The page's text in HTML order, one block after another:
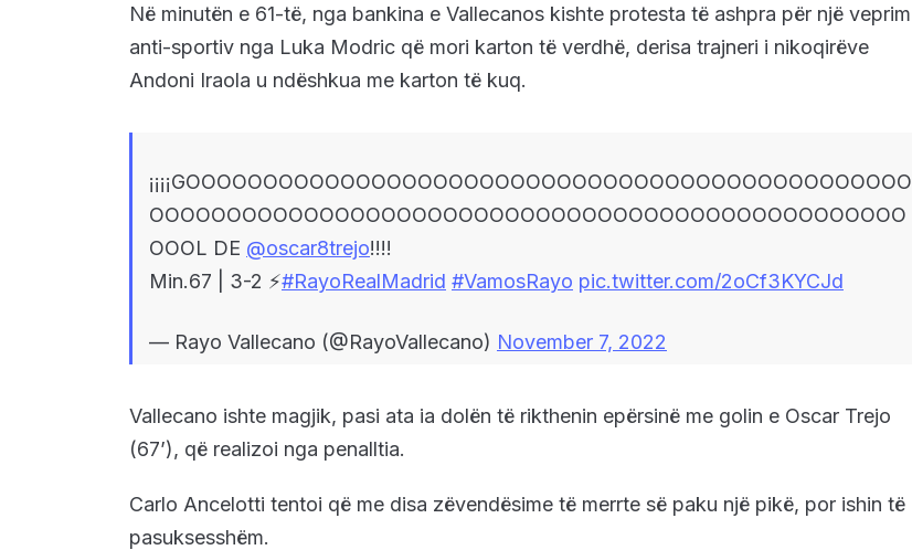
Në minutën e 61-të, nga bankina e Vallecanos kishte protesta të ashpra për një veprim
anti-sportiv nga Luka Modric që mori karton të verdhë, derisa trajneri i nikoqirëve
Andoni Iraola u ndëshkua me karton të kuq.
¡¡¡¡GOOOOOOOOOOOOOOOOOOOOOOOOOOOOOOOOOOOOOOOOOOOOOOO
OOOOOOOOOOOOOOOOOOOOOOOOOOOOOOOOOOOOOOOOOOOOOOOOO
OOOL DE @oscar8trejo!!!!
Min.67 | 3-2 ⚡️#RayoRealMadrid #VamosRayo pic.twitter.com/2oCf3KYCJd
— Rayo Vallecano (@RayoVallecano) November 7, 2022
Vallecano ishte magjik, pasi ata ia dolën të rikthenin epërsinë me golin e Oscar Trejo
(67’), që realizoi nga penalltia.
Carlo Ancelotti tentoi që me disa zëvendësime të merrte së paku një pikë, por ishin të
pasuksesshëm.